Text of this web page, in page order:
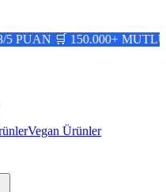
150.000+ MUTLU
Vegan Ürünler